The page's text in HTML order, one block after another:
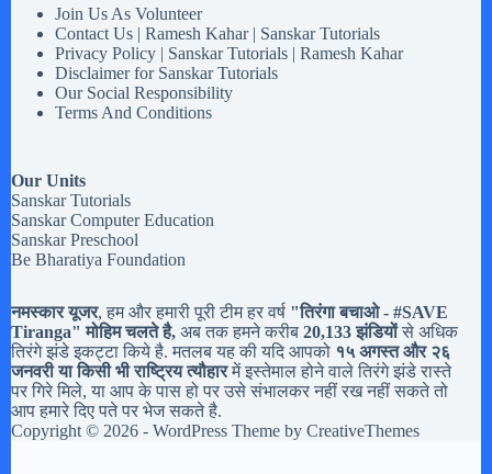
Join Us As Volunteer
Contact Us | Ramesh Kahar | Sanskar Tutorials
Privacy Policy | Sanskar Tutorials | Ramesh Kahar
Disclaimer for Sanskar Tutorials
Our Social Responsibility
Terms And Conditions
Our Units
Sanskar Tutorials
Sanskar Computer Education
Sanskar Preschool
Be Bharatiya Foundation
नमस्कार यूजर, हम और हमारी पूरी टीम हर वर्ष "तिरंगा बचाओ - #SAVE
Tiranga" मोहिम चलते है, अब तक हमने करीब 20,133 झंडियोंसे अधिक
तिरंगे झंडे इकट्टा किये है. मतलब यह की यदि आपको १५ अगस्त और २६
जनवरी या किसी भी राष्ट्रिय त्यौहारमें इस्तेमाल होने वाले तिरंगे झंडे रास्ते
पर गिरे मिले, या आप के पास हो पर उसे संभालकर नहीं रख नहीं सकते तो
आप हमारे दिए पते पर भेज सकते है.
Copyright © 2026 - WordPress Theme by CreativeThemes